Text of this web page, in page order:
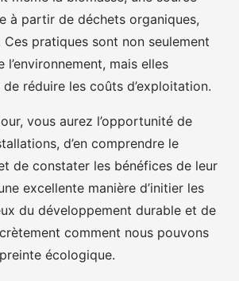
à partir de déchets organiques,
pratiques sont non seulement
l’environnement, mais elles
réduire les coûts d’exploitation.
vous aurez l’opportunité de
d’en comprendre le
de constater les bénéfices de leur
excellente manière d’initier les
du développement durable et de
comment nous pouvons
écologique.